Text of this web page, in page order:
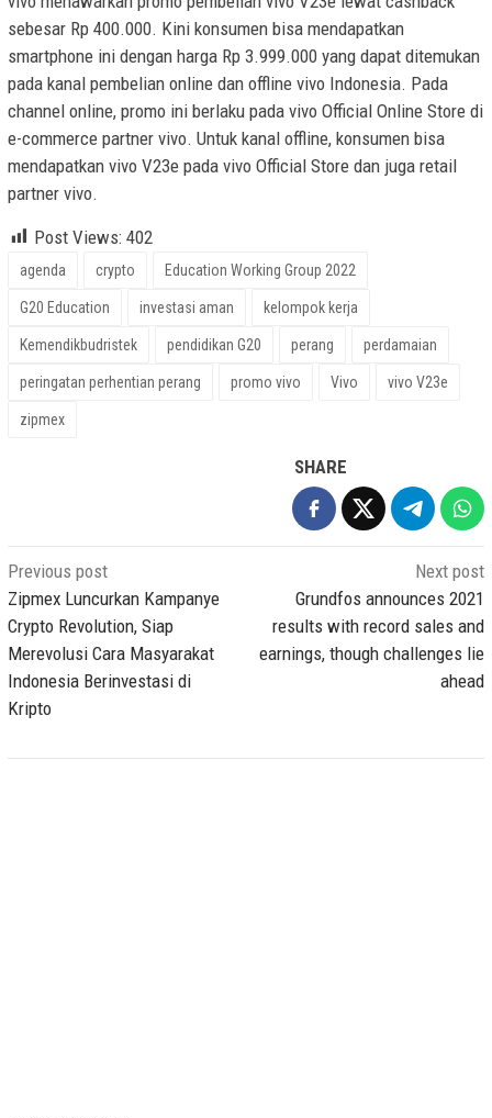
sebesar Rp 400.000. Kini konsumen bisa mendapatkan
smartphone ini dengan harga Rp 3.999.000 yang dapat ditemukan
pada kanal pembelian online dan offline vivo Indonesia. Pada
channel online, promo ini berlaku pada vivo Official Online Store di
e-commerce partner vivo. Untuk kanal offline, konsumen bisa
mendapatkan vivo V23e pada vivo Official Store dan juga retail
partner vivo.
Post Views: 402
agenda crypto Education Working Group 2022
G20 Education investasi aman kelompok kerja
Kemendikbudristek pendidikan G20 perang perdamaian
peringatan perhentian perang promo vivo Vivo vivo V23e
zipmex
SHARE
Post
navigation
Previous post
Zipmex Luncurkan Kampanye
Crypto Revolution, Siap
Merevolusi Cara Masyarakat
Indonesia Berinvestasi di
Kripto
Next post
Grundfos announces 2021
results with record sales and
earnings, though challenges lie
ahead